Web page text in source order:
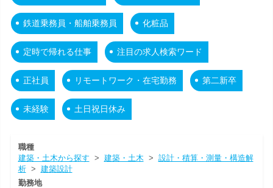
鉄道乗務員・船舶乗務員 化粧品
定時で帰れる仕事 注目の求人検索ワード
正社員 リモートワーク・在宅勤務 第二新卒
未経験 土日祝日休み
職種
建築・土木から探す > 建築・土木 > 設計・積算・測量・構造解
析> 建築設計
勤務地